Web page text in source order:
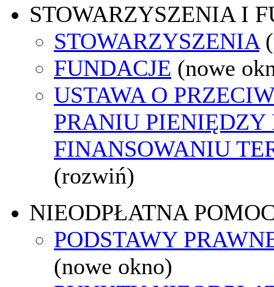
STOWARZYSZENIA I
STOWARZYSZENIA
FUNDACJE (nowe
USTAWA O
PRANIU PIENIĘDZY
FINANSOWANIU
(rozwiń)
NIEODPŁATNA
PODSTAWY
(nowe okno)